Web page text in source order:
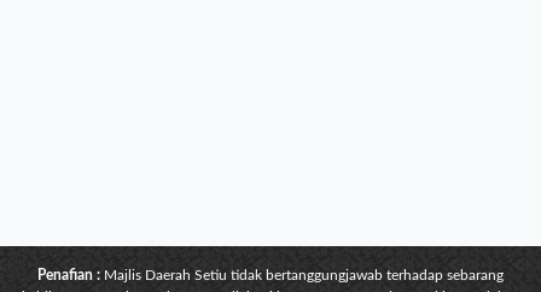
Penafian : Majlis Daerah Setiu tidak bertanggungjawab terhadap sebarang